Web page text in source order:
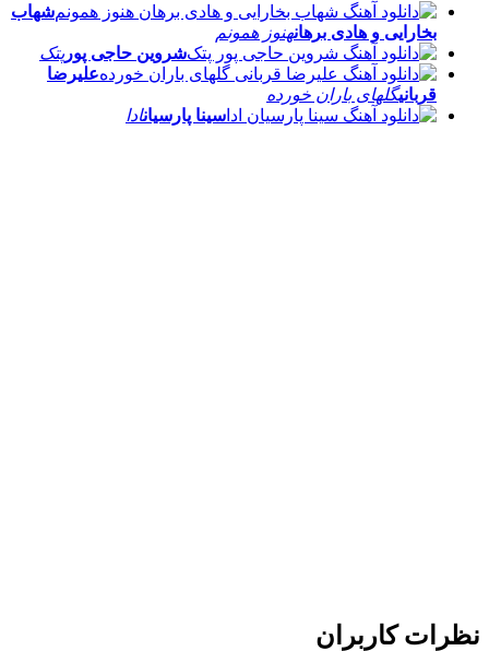
شهاب
بخارایی و هادی برهانهنوز همونم
شروین حاجی پورپتک
علیرضا
قربانیگلهای باران خورده
سینا پارسیانادا
نظرات کاربران